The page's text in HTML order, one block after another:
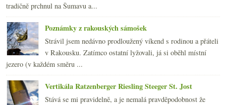
tradičně prchnul na Šumavu a...
Poznámky z rakouských sámošek
Strávil jsem nedávno prodloužený víkend s rodinou a přáteli
v Rakousku. Zatímco ostatní lyžovali, já si oběhl místní
jezero (v každém směru ...
Vertikála Ratzenberger Riesling Steeger St. Jost
Stává se mi pravidelně, a je nemalá pravděpodobnost že